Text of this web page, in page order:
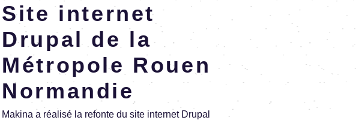
Site inter­net
Drupal de la
Métro­pole Rouen
Norman­die
Makina a réalisé la refonte du site inter­net Drupal